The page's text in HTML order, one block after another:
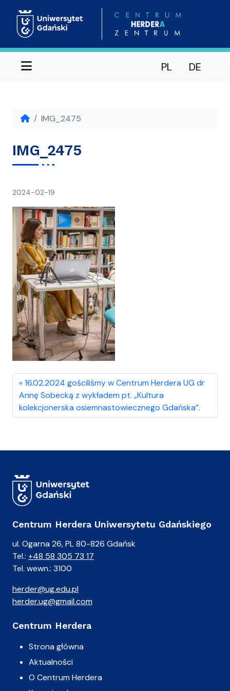
Menu PL DE
IMG_2475
IMG_2475
2024-02-19
16.02.2024 gościliśmy w Centrum Herdera UG dr
Annę Sobecką z wykładem pt. „Kultura
kolekcjonerska osiemnastowiecznego Gdańska”.
Centrum Herdera Uniwersytetu Gdańskiego
ul. Ogarna 26, PL 80-826 Gdańsk
Tel.: +48 58 305 73 17
Tel. wewn.: 3100
herder@ug.edu.pl
herder.ug@gmail.com
Centrum Herdera
Strona główna
Aktualności
O Centrum Herdera